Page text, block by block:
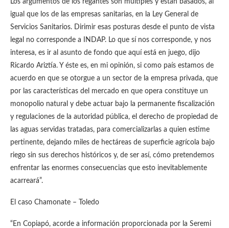
Los argumentos de los regantes son múltiples y están basados, al
igual que los de las empresas sanitarias, en la Ley General de
Servicios Sanitarios. Dirimir esas posturas desde el punto de vista
legal no corresponde a INDAP. Lo que sí nos corresponde, y nos
interesa, es ir al asunto de fondo que aquí está en juego, dijo
Ricardo Ariztía. Y éste es, en mi opinión, si como país estamos de
acuerdo en que se otorgue a un sector de la empresa privada, que
por las características del mercado en que opera constituye un
monopolio natural y debe actuar bajo la permanente fiscalización
y regulaciones de la autoridad pública, el derecho de propiedad de
las aguas servidas tratadas, para comercializarlas a quien estime
pertinente, dejando miles de hectáreas de superficie agrícola bajo
riego sin sus derechos históricos y, de ser así, cómo pretendemos
enfrentar las enormes consecuencias que esto inevitablemente
acarreará”.
El caso Chamonate – Toledo
“En Copiapó, acorde a información proporcionada por la Seremi